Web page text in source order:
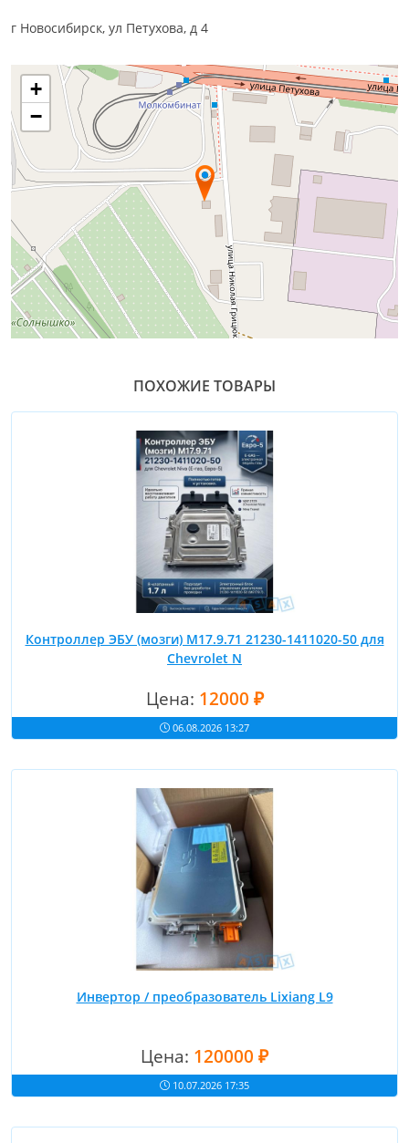
г Новосибирск, ул Петухова, д 4
+
−
ПОХОЖИЕ ТОВАРЫ
Контроллер ЭБУ (мозги) M17.9.71 21230-1411020-50 для
Chevrolet N
Цена: 12000 ₽
06.08.2026 13:27
Инвертор / преобразователь Lixiang L9
Цена: 120000 ₽
10.07.2026 17:35